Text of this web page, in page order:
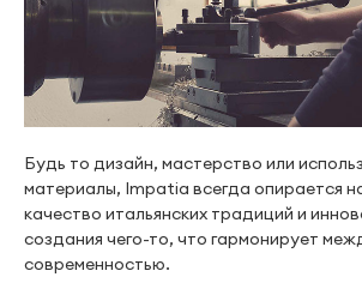
Будь то дизайн, мастерство или
материалы, Impatia всегда опирается
качество итальянских традиций и
создания чего-то, что гармонирует
современностью.